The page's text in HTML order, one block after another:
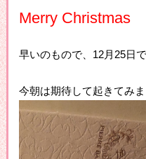
Merry Christmas
早いのもので、12月25日で
今朝は期待して起きてみ